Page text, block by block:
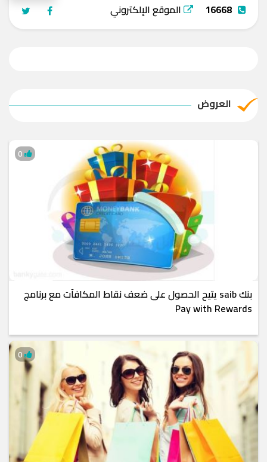
16668 الموقع الإلكتروني
العروض
بنك saib يتيح الحصول على ضعف نقاط المكافآت مع برنامج
Pay with Rewards
0